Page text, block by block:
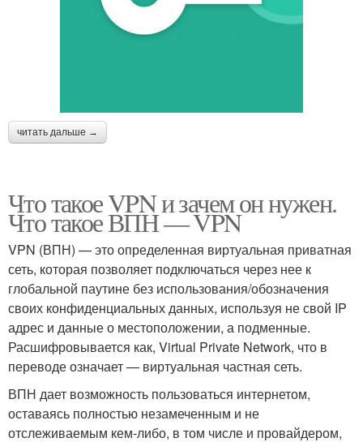
читать дальше →
Что такое VPN и зачем он нужен.
Что такое ВПН — VPN
VPN (ВПН) — это определенная виртуальная приватная
сеть, которая позволяет подключаться через нее к
глобальной паутине без использования/обозначения
своих конфиденциальных данных, используя не свой IP
адрес и данные о местоположении, а подменные.
Расшифровывается как, Virtual Private Network, что в
переводе означает — виртуальная частная сеть.
ВПН дает возможность пользоваться интернетом,
оставаясь полностью незамеченным и не
отслеживаемым кем-либо, в том числе и провайдером,